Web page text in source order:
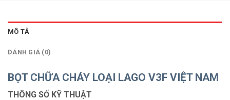
MÔ TẢ
ĐÁNH GIÁ (0)
BỌT CHỮA CHÁY LOẠI LAGO V3F VIỆT NAM
THÔNG SỐ KỸ THUẬT